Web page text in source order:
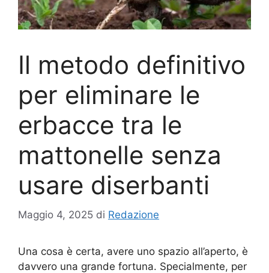
Il metodo definitivo
per eliminare le
erbacce tra le
mattonelle senza
usare diserbanti
Maggio 4, 2025 di Redazione
Una cosa è certa, avere uno spazio all’aperto, è
davvero una grande fortuna. Specialmente, per